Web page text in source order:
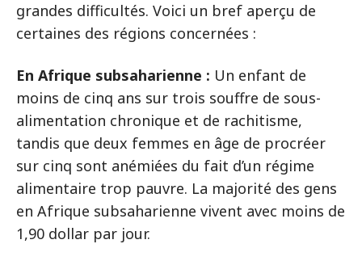
grandes difficultés. Voici un bref aperçu de
certaines des régions concernées :
En Afrique subsaharienne : Un enfant de
moins de cinq ans sur trois souffre de sous-
alimentation chronique et de rachitisme,
tandis que deux femmes en âge de procréer
sur cinq sont anémiées du fait d’un régime
alimentaire trop pauvre. La majorité des gens
en Afrique subsaharienne vivent avec moins de
1,90 dollar par jour.